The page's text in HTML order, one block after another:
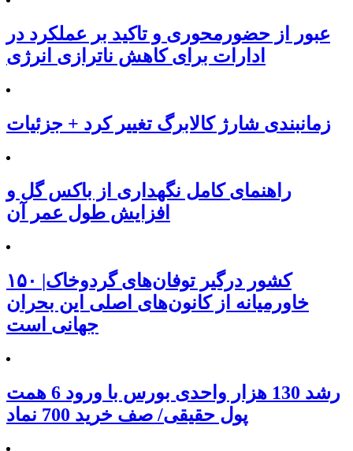
عبور از حضورمحوری و تاکید بر عملکرد در
ادارات برای کاهش ناترازی انرژی
زمانبندی شارژ کالابرگ تغییر کرد + جزئیات
راهنمای کامل نگهداری از باکس گل و
افزایش طول عمر آن
۱۵۰ کشور درگیر توفان‌های گردوخاک|
خاورمیانه از کانون‌های اصلی این بحران
جهانی است
رشد 130 هزار واحدی بورس با ورود 6 همت
پول حقیقی/ صف خرید 700 نماد